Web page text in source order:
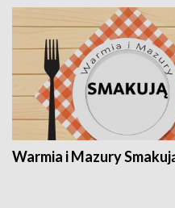
Warmia i Mazury